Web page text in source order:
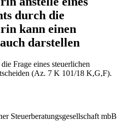
durch die
kann einen
darstellen
Frage eines steuerlichen
(Az. 7 K 101/18 K,G,F).
Steuerberatungsgesellschaft mbB